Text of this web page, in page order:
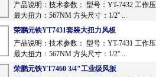
产品说明：技术参数： 型号：YT-7432 工作
最大扭力：567NM 方头尺寸：1/2'' ..
荣鹏元铁YT7431套装大扭力风板
产品说明：技术参数： 型号：YT-7431 工作
最大扭力：567NM 方头尺寸：1/2'' ..
荣鹏元铁YT7460 3/4"工业级风扳